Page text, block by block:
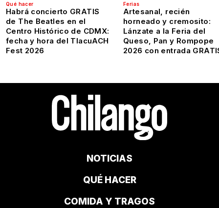
Qué hacer
Habrá concierto GRATIS
de The Beatles en el
Centro Histórico de CDMX:
fecha y hora del TlacuACH
Fest 2026
Ferias
Artesanal, recién
horneado y cremosito:
Lánzate a la Feria del
Queso, Pan y Rompope
2026 con entrada
NOTICIAS
QUÉ HACER
COMIDA Y TRAGOS